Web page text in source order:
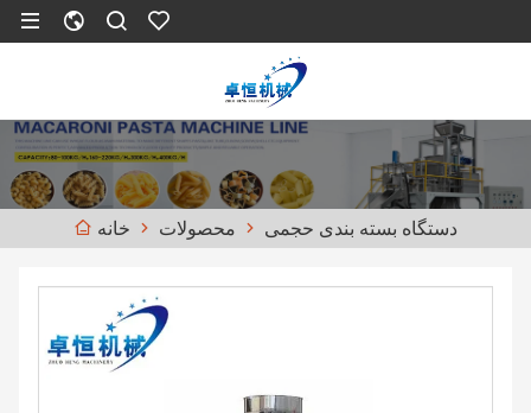
خانه محصولات دستگاه بسته بندی حجمی